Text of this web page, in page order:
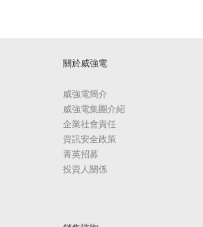
關於威強電
威強電簡介
威強電集團介紹
企業社會責任
資訊安全政策
菁英招募
投資人關係